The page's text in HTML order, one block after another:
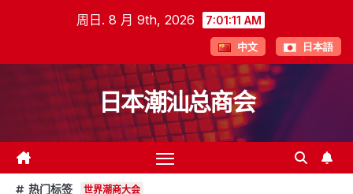
周日. 8 月 9th, 2026 7:01:12 AM
中文 日本語
日本潮汕总商会
热门标签 世界潮商大会